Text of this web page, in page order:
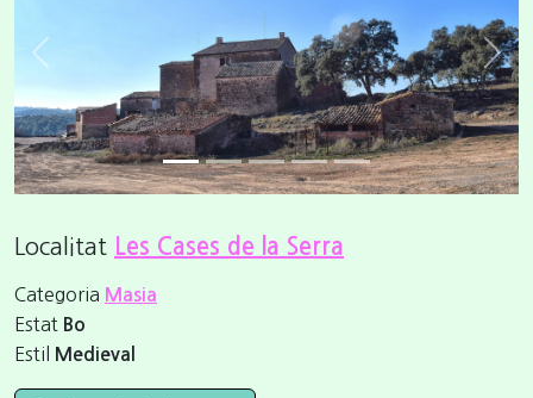
Previous Next
Localitat Les Cases de la Serra
Categoria Masia
Estat Bo
Estil Medieval